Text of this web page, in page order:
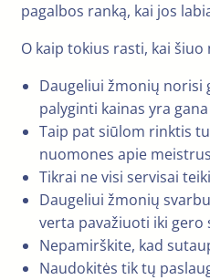
pagalbos ranką, kai jos
O kaip tokius rasti, kai
Daugeliui žmonių norisi
palyginti kainas yra
Taip pat siūlom rinktis
nuomones apie
Tikrai ne visi servisai
Daugeliui žmonių
verta pavažiuoti iki gero
Nepamirškite, kad
Naudokitės tik tų